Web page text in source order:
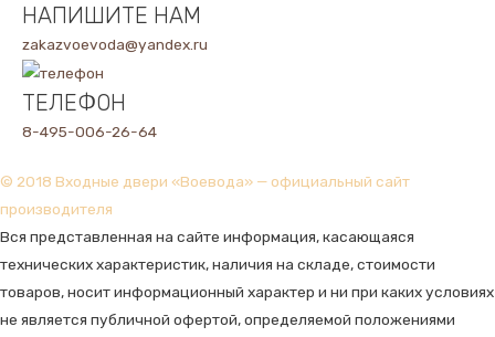
НАПИШИТЕ НАМ
zakazvoevoda@yandex.ru
ТЕЛЕФОН
8-495-006-26-64
© 2018 Входные двери «Воевода» — официальный сайт
производителя
Вся представленная на сайте информация, касающаяся
технических характеристик, наличия на складе, стоимости
товаров, носит информационный характер и ни при каких условиях
не является публичной офертой, определяемой положениями